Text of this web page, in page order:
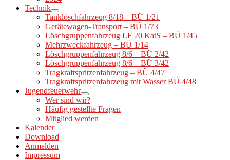
Technik
Tanklöschfahrzeug 8/18 – BÜ 1/21
Gerätewagen-Transport – BÜ 1/73
Löschgruppenfahrzeug LF 20 KatS – BÜ 1/45
Mehrzweckfahrzeug – BÜ 1/14
Löschgruppenfahrzeug 8/6 – BÜ 2/42
Löschgruppenfahrzeug 8/6 – BÜ 3/42
Tragkraftspritzenfahrzeug – BÜ 4/47
Tragkraftspritzenfahrzeug mit Wasser BÜ 4/48
Jugendfeuerwehr
Wer sind wir?
Häufig gestellte Fragen
Mitglied werden
Kalender
Download
Anmelden
Impressum